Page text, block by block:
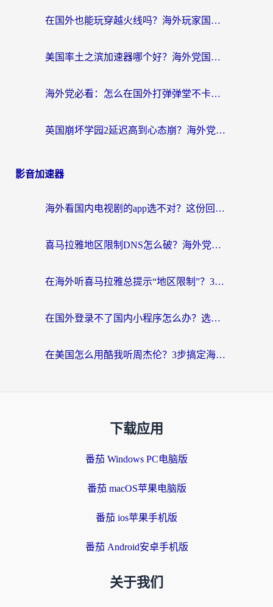
在国外也能玩穿越火线吗？海外玩家国服游戏畅玩终极指南
美国率土之滨加速器哪个好？海外党国服游戏畅玩终极指南（附多游戏解决方案）
海外党必看：怎么在国外打弹弹堂不卡？番茄加速器亲测指南
英国崩坏学园2延迟高到心态崩？海外党国服游戏加速终极指南
影音加速器
海外看国内电视剧的app选不对？这份回国加速器避坑指南帮你流畅追剧
喜马拉雅地区限制DNS怎么破？海外党听国内音乐听书的终极解决方案
在海外听喜马拉雅总提示“地区限制”？3步轻松解除+听国内音乐全攻略
在国外登录不了国内小程序怎么办？选对回国加速器，轻松解锁国内资源
在美国怎么用酷我听周杰伦？3步搞定海外听歌难题
下载应用
番茄 Windows PC电脑版
番茄 macOS苹果电脑版
番茄 ios苹果手机版
番茄 Android安卓手机版
关于我们